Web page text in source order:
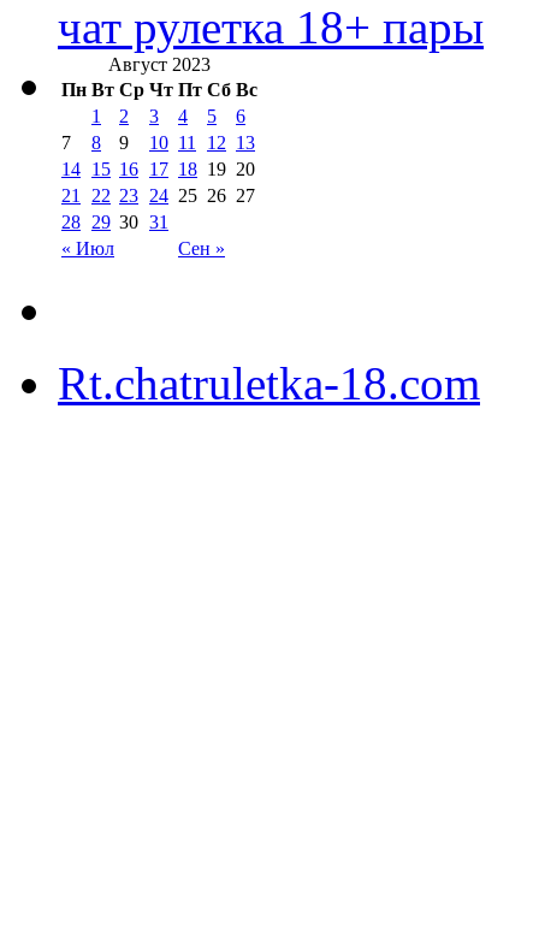
чат рулетка 18+ пары
Август 2023
Пн Вт Ср Чт Пт Сб Вс
« Июл Сен »
1 2 3 4 5
6
7
8 9 10 11 12 13
14 15 16 17 18 19 20
21
22 23 24 25 26 27
28 29 30 31
Rt.chatruletka-18.com